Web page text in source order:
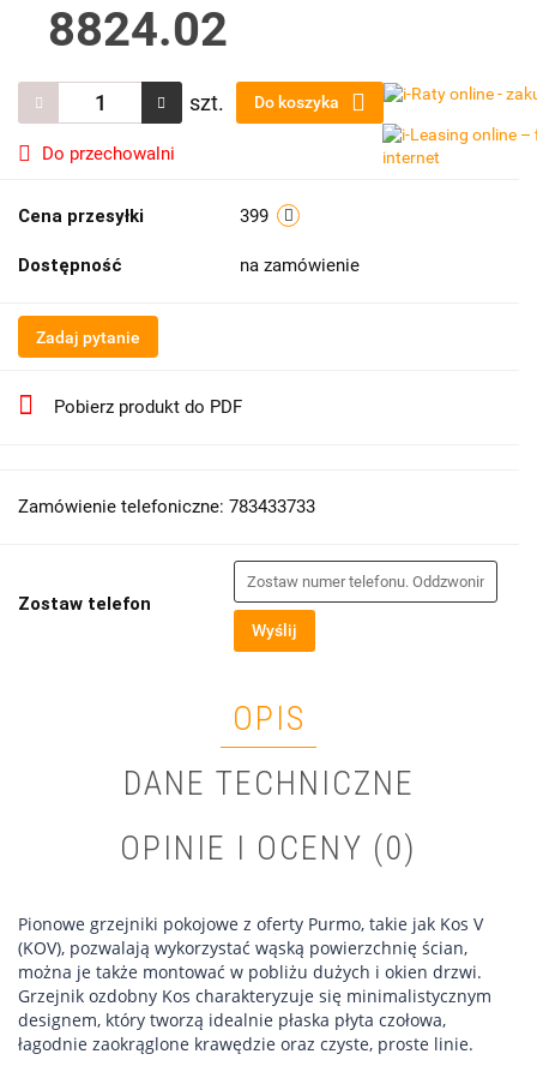
8824.02
szt. Do koszyka
Do przechowalni
Cena przesyłki 399
Dostępność na zamówienie
Zadaj pytanie
Pobierz produkt do PDF
Zamówienie telefoniczne: 783433733
Zostaw telefon
Wyślij
OPIS
DANE TECHNICZNE
OPINIE I OCENY (0)
Pionowe grzejniki pokojowe z oferty Purmo, takie jak Kos V
(KOV), pozwalają wykorzystać wąską powierzchnię ścian,
można je także montować w pobliżu dużych i okien drzwi.
Grzejnik ozdobny Kos charakteryzuje się minimalistycznym
designem, który tworzą idealnie płaska płyta czołowa,
łagodnie zaokrąglone krawędzie oraz czyste, proste linie.